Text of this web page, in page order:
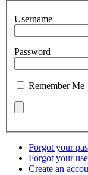
Username
Password
Remember Me
Forgot your
Forgot your
Create an